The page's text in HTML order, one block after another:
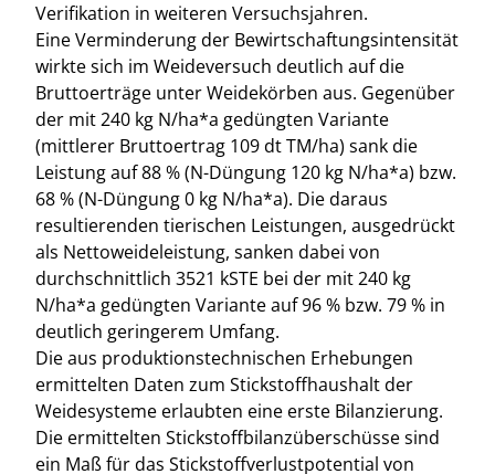
Verifikation in weiteren Versuchsjahren.
Eine Verminderung der Bewirtschaftungsintensität
wirkte sich im Weideversuch deutlich auf die
Bruttoerträge unter Weidekörben aus. Gegenüber
der mit 240 kg N/ha*a gedüngten Variante
(mittlerer Bruttoertrag 109 dt TM/ha) sank die
Leistung auf 88 % (N-Düngung 120 kg N/ha*a) bzw.
68 % (N-Düngung 0 kg N/ha*a). Die daraus
resultierenden tierischen Leistungen, ausgedrückt
als Nettoweideleistung, sanken dabei von
durchschnittlich 3521 kSTE bei der mit 240 kg
N/ha*a gedüngten Variante auf 96 % bzw. 79 % in
deutlich geringerem Umfang.
Die aus produktionstechnischen Erhebungen
ermittelten Daten zum Stickstoffhaushalt der
Weidesysteme erlaubten eine erste Bilanzierung.
Die ermittelten Stickstoffbilanzüberschüsse sind
ein Maß für das Stickstoffverlustpotential von